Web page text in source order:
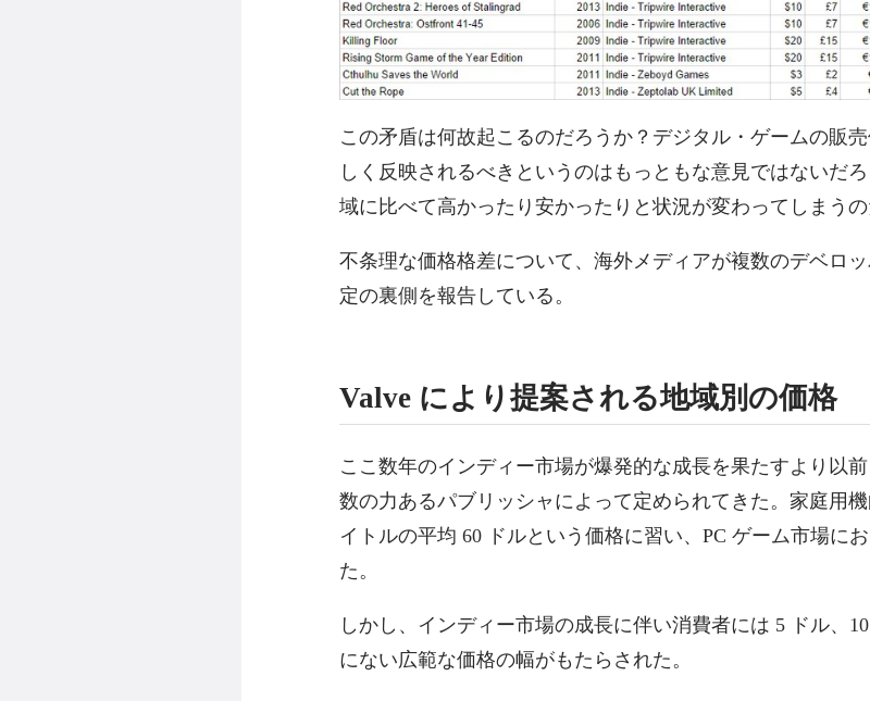
この矛盾は何故起こるのだろうか？デジタル・ゲームの販
しく反映されるべきというのはもっともな意見ではないだ
域に比べて高かったり安かったりと状況が変わってしまうの
不条理な価格格差について、海外メディアが複数のデベロ
定の裏側を報告している。
Valve により提案される地域別の価格
ここ数年のインディー市場が爆発的な成長を果たすより以
数の力あるパブリッシャによって定められてきた。家庭用
イトルの平均 60 ドルという価格に習い、PC ゲーム市場に
た。
しかし、インディー市場の成長に伴い消費者には 5 ドル、
にない広範な価格の幅がもたらされた。